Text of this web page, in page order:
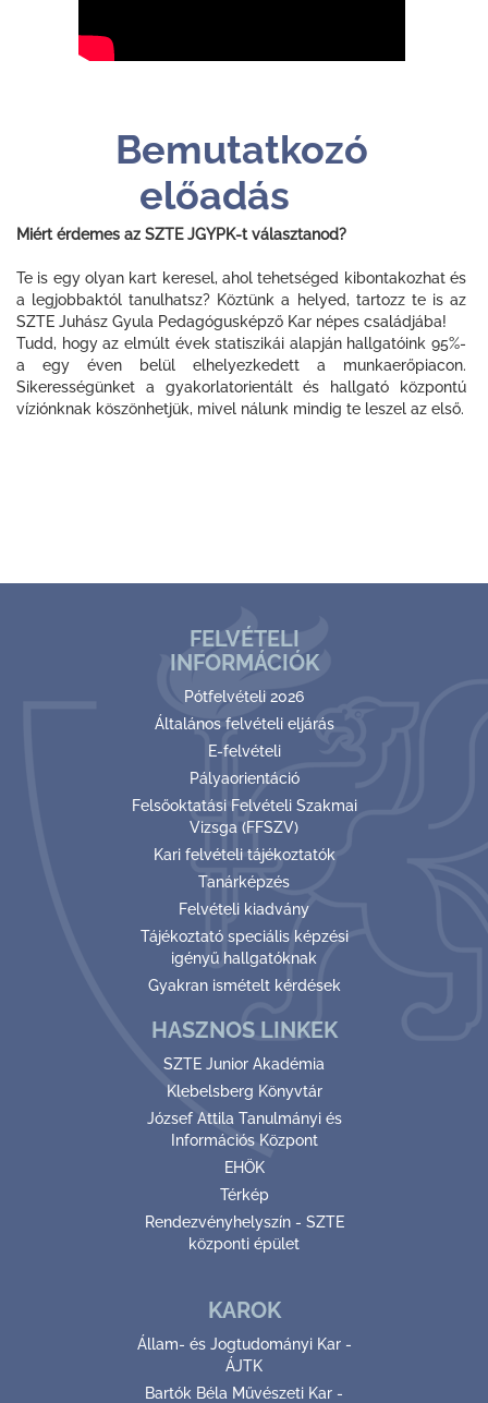
Bemutatkozó
előadás
Miért érdemes az SZTE JGYPK-t választanod?
Te is egy olyan kart keresel, ahol tehetséged kibontakozhat és
a legjobbaktól tanulhatsz? Köztünk a helyed, tartozz te is az
SZTE Juhász Gyula Pedagógusképző Kar népes családjába!
Tudd, hogy az elmúlt évek statiszikái alapján hallgatóink 95%-
a egy éven belül elhelyezkedett a munkaerőpiacon.
Sikerességünket a gyakorlatorientált és hallgató központú
víziónknak köszönhetjük, mivel nálunk mindig te leszel az első.
FELVÉTELI
INFORMÁCIÓK
Pótfelvételi 2026
Általános felvételi eljárás
E-felvételi
Pályaorientáció
Felsőoktatási Felvételi Szakmai
Vizsga (FFSZV)
Kari felvételi tájékoztatók
Tanárképzés
Felvételi kiadvány
Tájékoztató speciális képzési
igényű hallgatóknak
Gyakran ismételt kérdések
HASZNOS LINKEK
SZTE Junior Akadémia
Klebelsberg Könyvtár
József Attila Tanulmányi és
Információs Központ
EHÖK
Térkép
Rendezvényhelyszín - SZTE
központi épület
KAROK
Állam- és Jogtudományi Kar -
ÁJTK
Bartók Béla Művészeti Kar -